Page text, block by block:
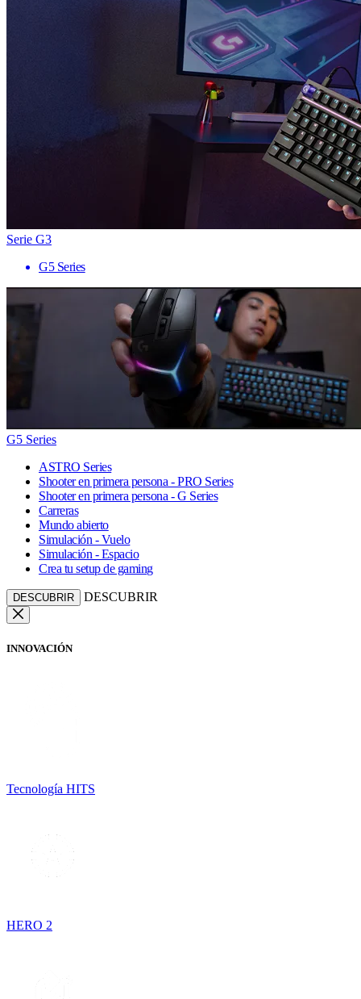
Serie G3
G5 Series
G5 Series
ASTRO Series
Shooter en primera persona - PRO Series
Shooter en primera persona - G Series
Carreras
Mundo abierto
Simulación - Vuelo
Simulación - Espacio
Crea tu setup de gaming
DESCUBRIR DESCUBRIR
INNOVACIÓN
Tecnología HITS
HERO 2